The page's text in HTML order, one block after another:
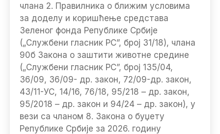
члана 2. Правилника о ближим условима
за доделу и коришћење средстава
Зеленог фонда Републике Србије
(„Службени гласник РС”, број 31/18), члана
90б Закона о заштити животне средине
(„Службени гласник РС”, број 135/04,
36/09, 36/09- др. закон, 72/09-др. закон,
43/11-УС, 14/16, 76/18, 95/218 – др. закон,
95/2018 – др. закон и 94/24 – др. закон), у
вези са чланом 8. Закона о буџету
Републике Србије за 2026. годину